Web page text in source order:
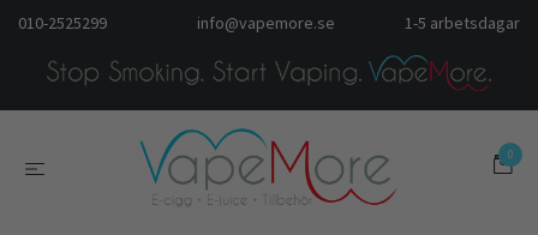
010-2525299 info@vapemore.se 1-5 arbetsdagar
0